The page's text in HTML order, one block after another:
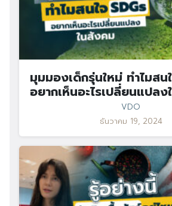
มุมมองเด็กรุ่นใหม่ ทำไมสน
อยากเห็นอะไรเปลี่ยนแปล
VDO
ธันวาคม 19, 2024